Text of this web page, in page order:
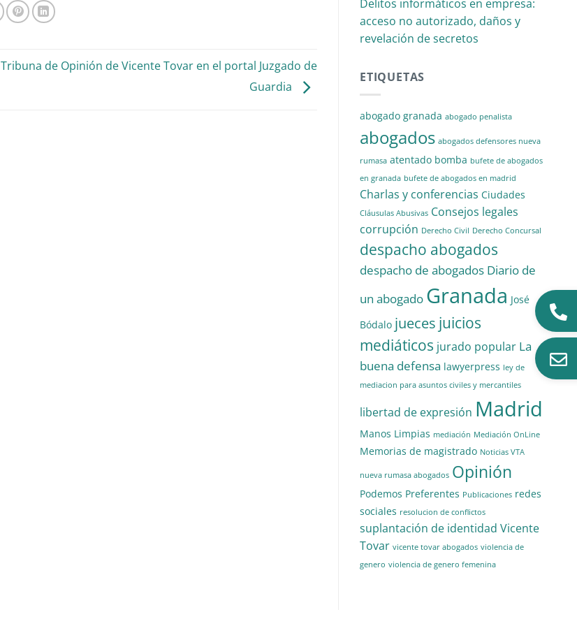
Tribuna de Opinión de Vicente Tovar en el portal Juzgado de
Guardia
Delitos informáticos en empresa:
acceso no autorizado, daños y
revelación de secretos
ETIQUETAS
abogado granada abogado penalista
abogados abogados defensores nueva
rumasa atentado bomba bufete de abogados
en granada bufete de abogados en madrid
Charlas y conferencias Ciudades
Cláusulas Abusivas Consejos legales
corrupción Derecho Civil Derecho Concursal
despacho abogados
despacho de abogados Diario de
un abogado Granada José
Bódalo jueces juicios
mediáticos jurado popular La
buena defensa lawyerpress ley de
mediacion para asuntos civiles y mercantiles
libertad de expresión Madrid
Manos Limpias mediación Mediación OnLine
Memorias de magistrado Noticias VTA
nueva rumasa abogados Opinión
Podemos Preferentes Publicaciones redes
sociales resolucion de conflictos
suplantación de identidad Vicente
Tovar vicente tovar abogados violencia de
genero violencia de genero femenina